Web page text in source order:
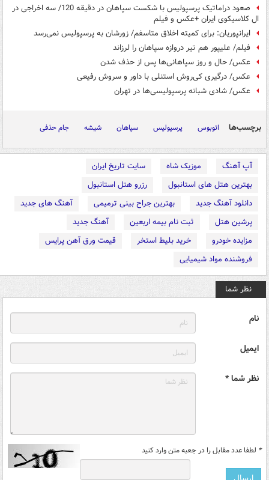
صعود دراماتیک پرسپولیس با شکست سپاهان در دقیقه 120/ سه اخراجی در
ال کلاسیکوی ایران +عکس و فیلم
ایرانپوریان: برای کمیته اخلاق متاسفم/ زورشان به پرسپولیس نمی‌رسد
فیلم/ علیپور هم تیر دروازه سپاهان را لرزاند
عکس/ حال و روز سپاهانی‌ها پس از حذف شدن
عکس/ درگیری کی‌روش استنلی با داور و سروش رفیعی
عکس/ شادی شبانه پرسپولیسی‌ها در تهران
برچسب‌ها اتوبوس پرسپولیس سپاهان شیشه جام حذفی
آپ آهنگ موزیک شاه
سایت تاریخ ایران
بهترین هتل های استانبول
رزرو هتل استانبول
دانلود آهنگ جدید
بهترین جراح بینی ترمیمی
آهنگ های جدید
پرشین هتل
ثبت نام بیمه اربعین
آهنگ جدید
مزایده خودرو
خرید بلیط استخر
قیمت ورق آهن پرایس
فروشنده مواد شیمیایی
نظر شما
نام
ایمیل
نظر شما *
* لطفا عدد مقابل را در جعبه متن وارد کنید